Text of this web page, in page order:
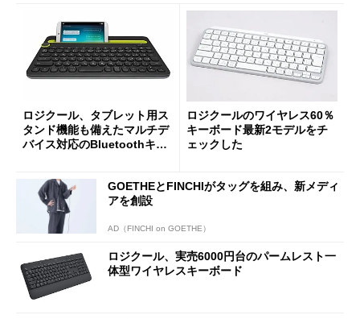
ロジクール、タブレット用ス
タンド機能も備えたマルチデ
バイス対応のBluetoothキー
ロジクールのワイヤレス60％
キーボード最新2モデルをチ
ェックした
GOETHEとFINCHIがタッグを組み、新メディ
アを創設
AD（FINCHI on GOETHE）
ロジクール、実売6000円台のパームレスト一
体型ワイヤレスキーボード